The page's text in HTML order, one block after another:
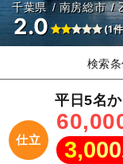
千葉県 南房総市
2.0 (1
検索
仕立
平日5名
3,000